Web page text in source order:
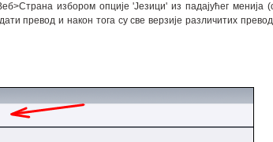
избором опције 'Језици' из падајућег менија
превод и након тога су све верзије различитих